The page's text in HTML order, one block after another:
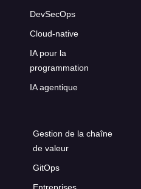
DevSecOps
Cloud-native
IA pour la
programmation
IA agentique
Gestion de la chaîne
de valeur
GitOps